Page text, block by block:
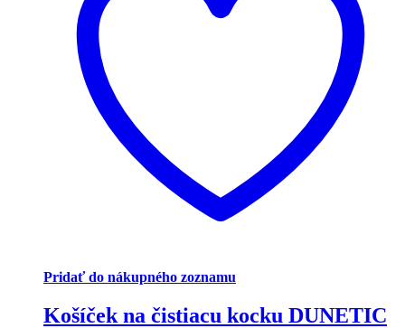
Pridať do nákupného zoznamu
Košíček na čistiacu kocku DUNETIC